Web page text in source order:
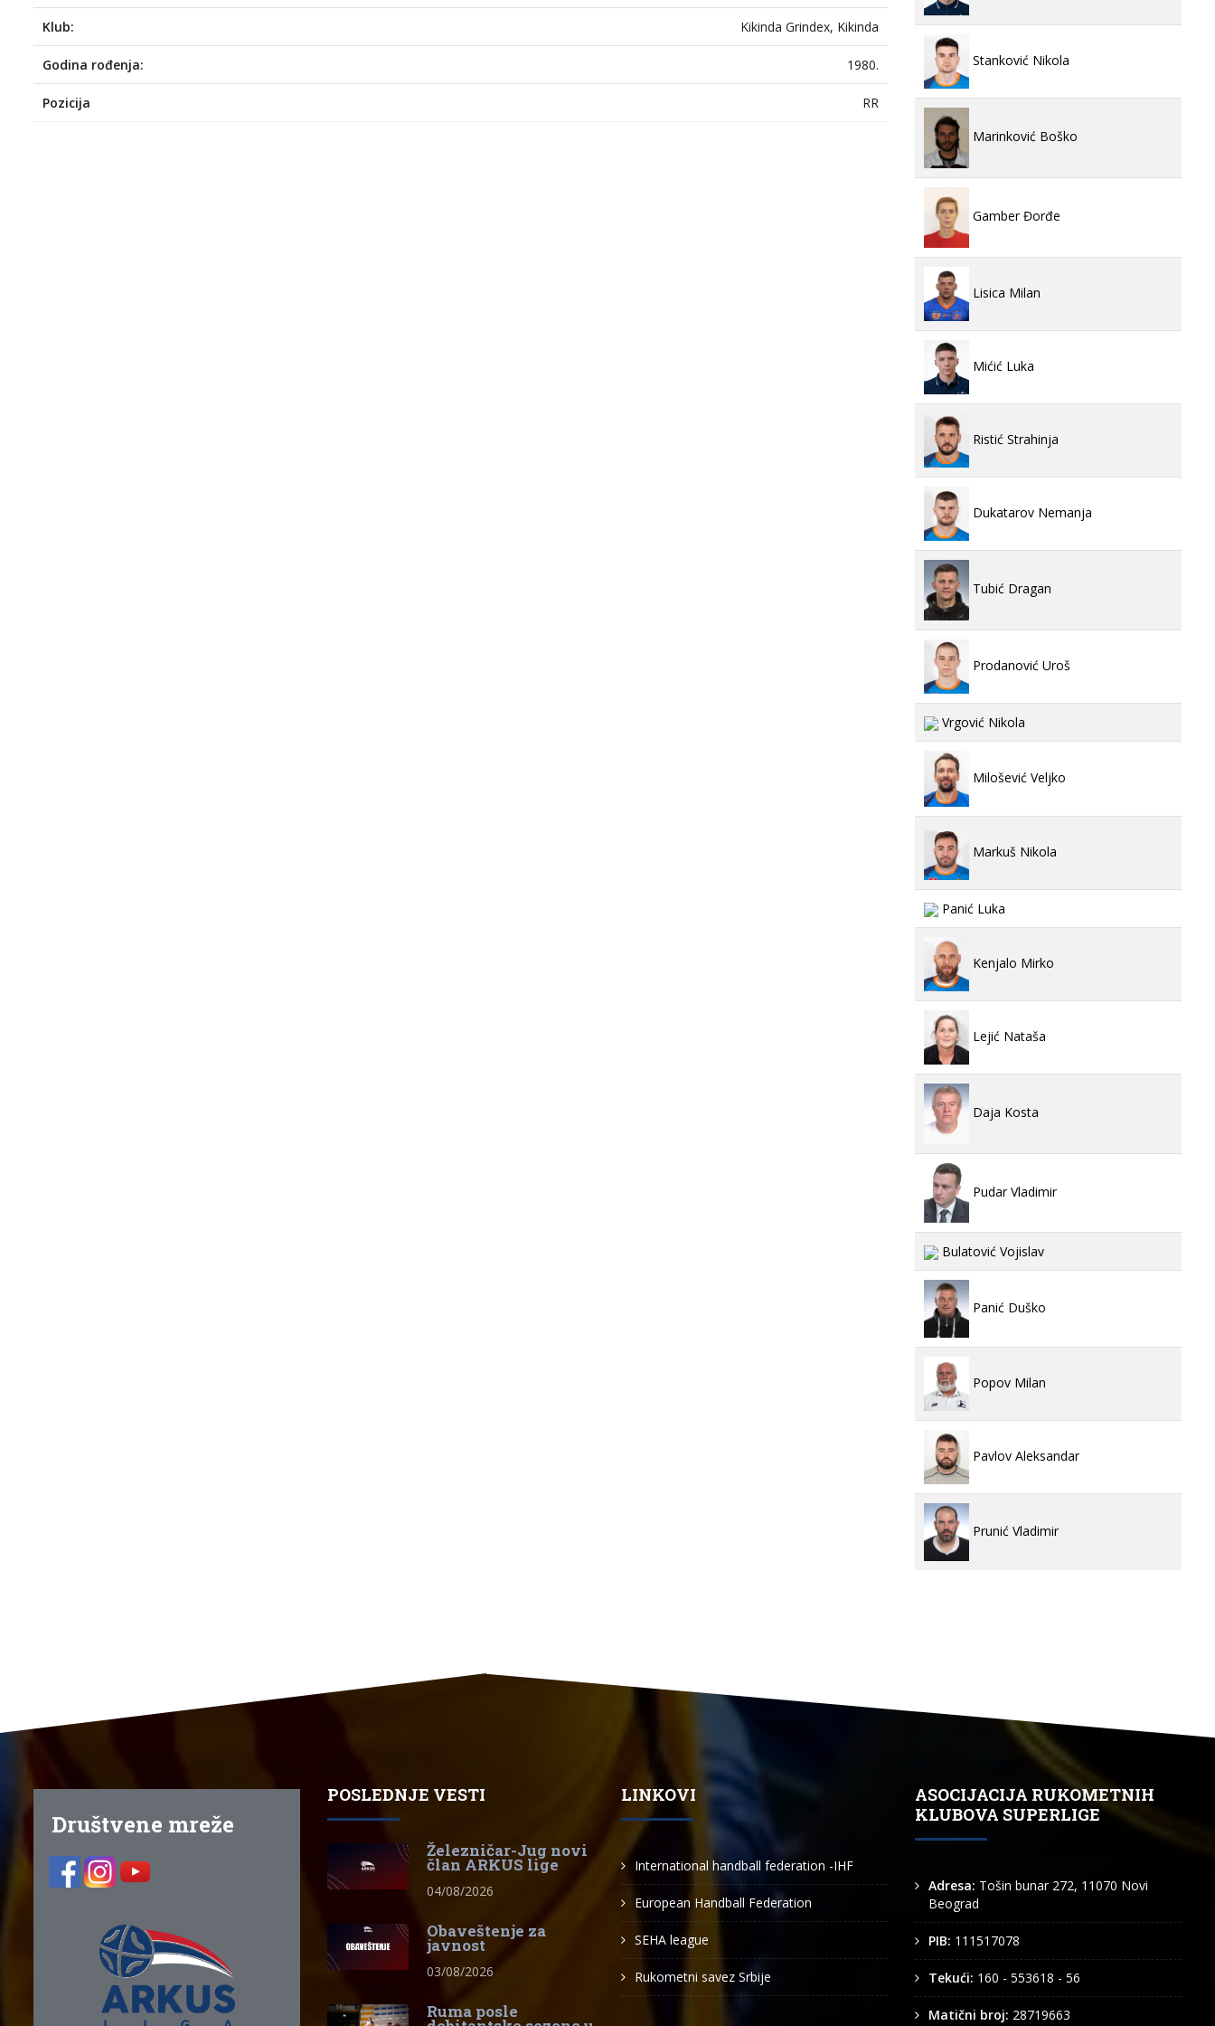
Klub: Kikinda Grindex, Kikinda
Godina rođenja: 1980.
Pozicija RR
Stanković Nikola
Marinković Boško
Gamber Đorđe
Lisica Milan
Mićić Luka
Ristić Strahinja
Dukatarov Nemanja
Tubić Dragan
Prodanović Uroš
Vrgović Nikola
Milošević Veljko
Markuš Nikola
Panić Luka
Kenjalo Mirko
Lejić Nataša
Daja Kosta
Pudar Vladimir
Bulatović Vojislav
Panić Duško
Popov Milan
Pavlov Aleksandar
Prunić Vladimir
Društvene mreže
POSLEDNJE VESTI
Železničar-Jug novi
član ARKUS lige
04/08/2026
Obaveštenje za
javnost
03/08/2026
Ruma posle
LINKOVI
International handball federation -IHF
European Handball Federation
SEHA league
Rukometni savez Srbije
ASOCIJACIJA RUKOMETNIH
KLUBOVA SUPERLIGE
Adresa: Tošin bunar 272, 11070 Novi
Beograd
PIB: 111517078
Tekući: 160 - 553618 - 56
Matični broj: 28719663